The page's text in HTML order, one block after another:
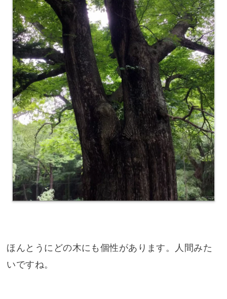
ほんとうにどの木にも個性があります。人間みた
いですね。